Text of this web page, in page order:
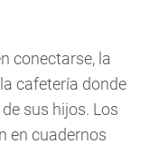
conectarse, la
cafetería donde
sus hijos. Los
en cuadernos